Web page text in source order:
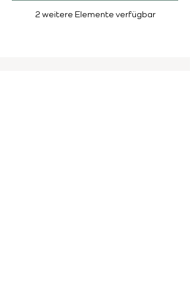
Anmeldeschluss: 10.3.2024
2 weitere Elemente verfügbar